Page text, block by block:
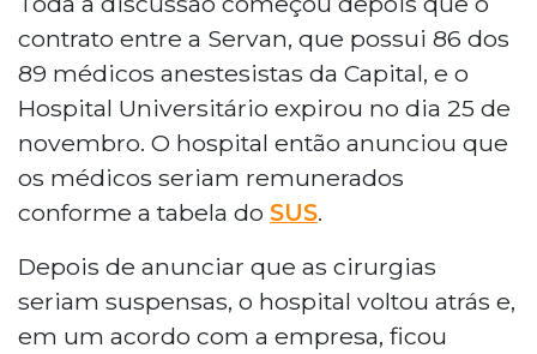
contrato entre a Servan, que possui 86 dos
89 médicos anestesistas da Capital, e o
Hospital Universitário expirou no dia 25 de
novembro. O hospital então anunciou que
os médicos seriam remunerados
conforme a tabela do SUS.
Depois de anunciar que as cirurgias
seriam suspensas, o hospital voltou atrás e,
em um acordo com a empresa, ficou